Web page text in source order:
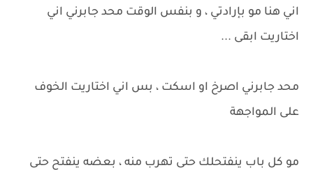
اني هنا مو بإرادتي ، و بنفس الوقت محد جابرني اني
اختاريت ابقى ...
محد جابرني اصرخ او اسكت ، بس اني اختاريت الخوف
على المواجهة
مو كل باب ينفتحلك حتى تهرب منه ، بعضه ينفتح حتى